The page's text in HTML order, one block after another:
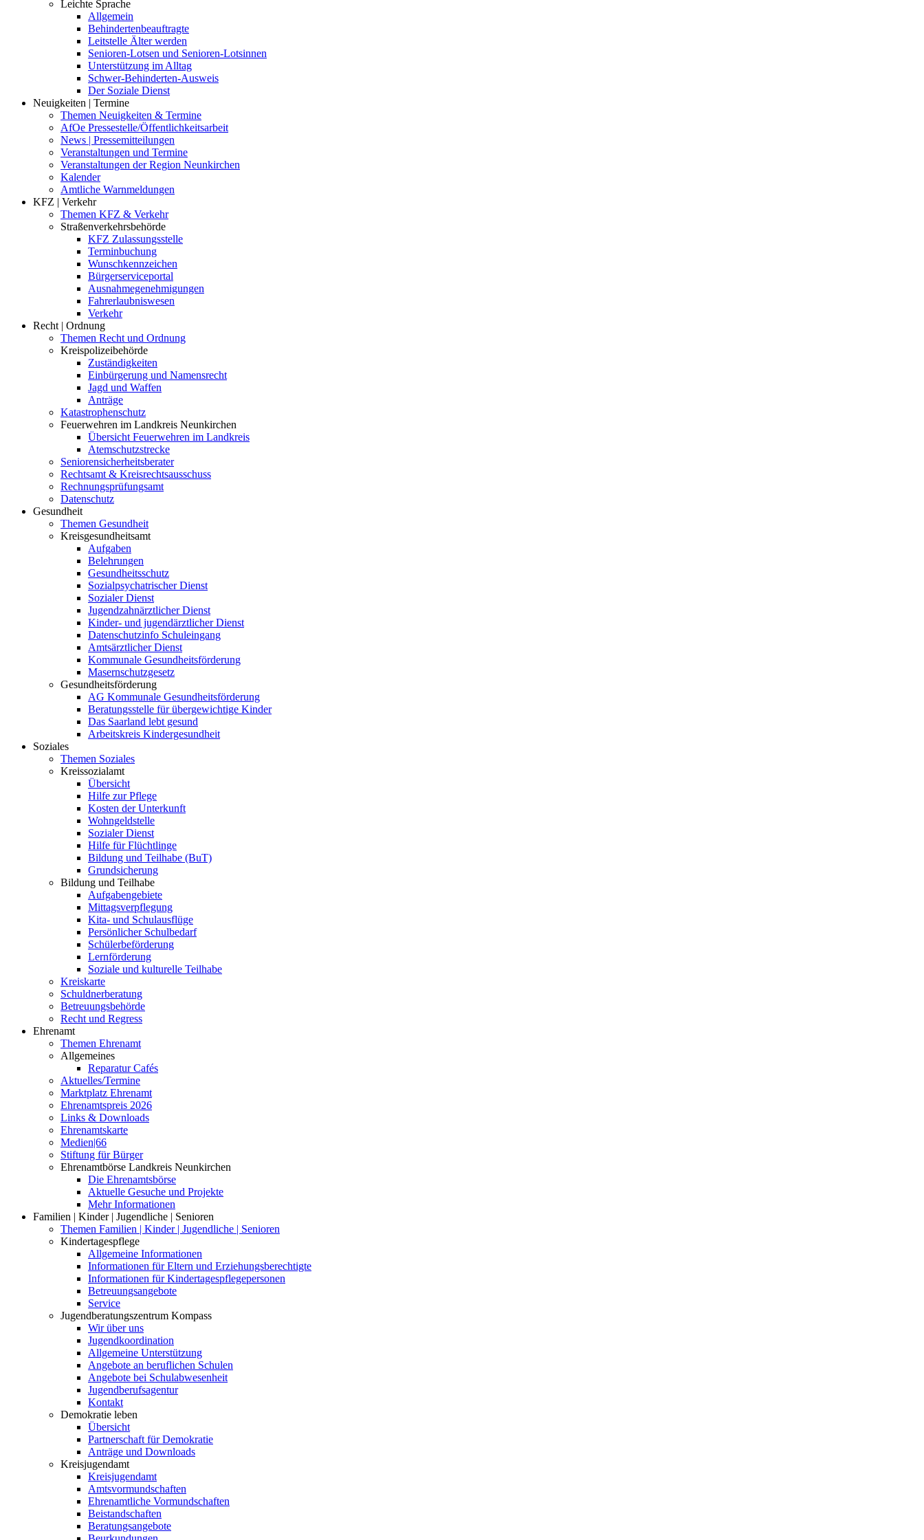
Leichte Sprache
Allgemein
Behindertenbeauftragte
Leitstelle Älter werden
Senioren-Lotsen und Senioren-Lotsinnen
Unterstützung im Alltag
Schwer-Behinderten-Ausweis
Der Soziale Dienst
Neuigkeiten | Termine
Themen Neuigkeiten & Termine
AfOe Pressestelle/Öffentlichkeitsarbeit
News | Pressemitteilungen
Veranstaltungen und Termine
Veranstaltungen der Region Neunkirchen
Kalender
Amtliche Warnmeldungen
KFZ | Verkehr
Themen KFZ & Verkehr
Straßenverkehrsbehörde
KFZ Zulassungsstelle
Terminbuchung
Wunschkennzeichen
Bürgerserviceportal
Ausnahmegenehmigungen
Fahrerlaubniswesen
Verkehr
Recht | Ordnung
Themen Recht und Ordnung
Kreispolizeibehörde
Zuständigkeiten
Einbürgerung und Namensrecht
Jagd und Waffen
Anträge
Katastrophenschutz
Feuerwehren im Landkreis Neunkirchen
Übersicht Feuerwehren im Landkreis
Atemschutzstrecke
Seniorensicherheitsberater
Rechtsamt & Kreisrechtsausschuss
Rechnungsprüfungsamt
Datenschutz
Gesundheit
Themen Gesundheit
Kreisgesundheitsamt
Aufgaben
Belehrungen
Gesundheitsschutz
Sozialpsychatrischer Dienst
Sozialer Dienst
Jugendzahnärztlicher Dienst
Kinder- und jugendärztlicher Dienst
Datenschutzinfo Schuleingang
Amtsärztlicher Dienst
Kommunale Gesundheitsförderung
Masernschutzgesetz
Gesundheitsförderung
AG Kommunale Gesundheitsförderung
Beratungsstelle für übergewichtige Kinder
Das Saarland lebt gesund
Arbeitskreis Kindergesundheit
Soziales
Themen Soziales
Kreissozialamt
Übersicht
Hilfe zur Pflege
Kosten der Unterkunft
Wohngeldstelle
Sozialer Dienst
Hilfe für Flüchtlinge
Bildung und Teilhabe (BuT)
Grundsicherung
Bildung und Teilhabe
Aufgabengebiete
Mittagsverpflegung
Kita- und Schulausflüge
Persönlicher Schulbedarf
Schülerbeförderung
Lernförderung
Soziale und kulturelle Teilhabe
Kreiskarte
Schuldnerberatung
Betreuungsbehörde
Recht und Regress
Ehrenamt
Themen Ehrenamt
Allgemeines
Reparatur Cafés
Aktuelles/Termine
Marktplatz Ehrenamt
Ehrenamtspreis 2026
Links & Downloads
Ehrenamtskarte
Medien|66
Stiftung für Bürger
Ehrenamtbörse Landkreis Neunkirchen
Die Ehrenamtsbörse
Aktuelle Gesuche und Projekte
Mehr Informationen
Familien | Kinder | Jugendliche | Senioren
Themen Familien | Kinder | Jugendliche | Senioren
Kindertagespflege
Allgemeine Informationen
Informationen für Eltern und Erziehungsberechtigte
Informationen für Kindertagespflegepersonen
Betreuungsangebote
Service
Jugendberatungszentrum Kompass
Wir über uns
Jugendkoordination
Allgemeine Unterstützung
Angebote an beruflichen Schulen
Angebote bei Schulabwesenheit
Jugendberufsagentur
Kontakt
Demokratie leben
Übersicht
Partnerschaft für Demokratie
Anträge und Downloads
Kreisjugendamt
Kreisjugendamt
Amtsvormundschaften
Ehrenamtliche Vormundschaften
Beistandschaften
Beratungsangebote